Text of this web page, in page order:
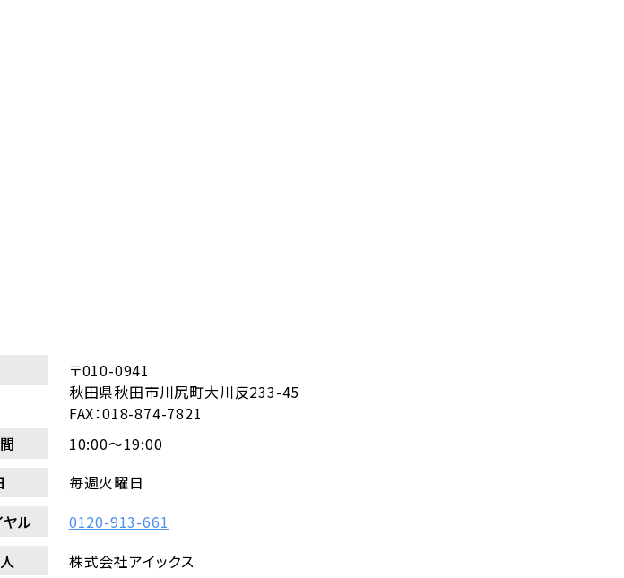
〒010-0941
秋田県秋田市川尻町大川反233-45
FAX：018-874-7821
10:00～19:00
毎週火曜日
ヤル
0120-913-661
株式会社アイックス